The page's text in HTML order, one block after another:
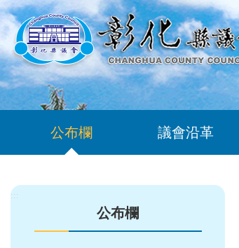
跳到主要內容區塊
公布欄 議會沿革
:::
公布欄